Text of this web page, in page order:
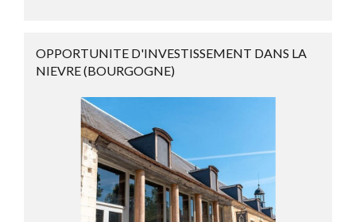
OPPORTUNITE D'INVESTISSEMENT DANS LA
NIEVRE (BOURGOGNE)